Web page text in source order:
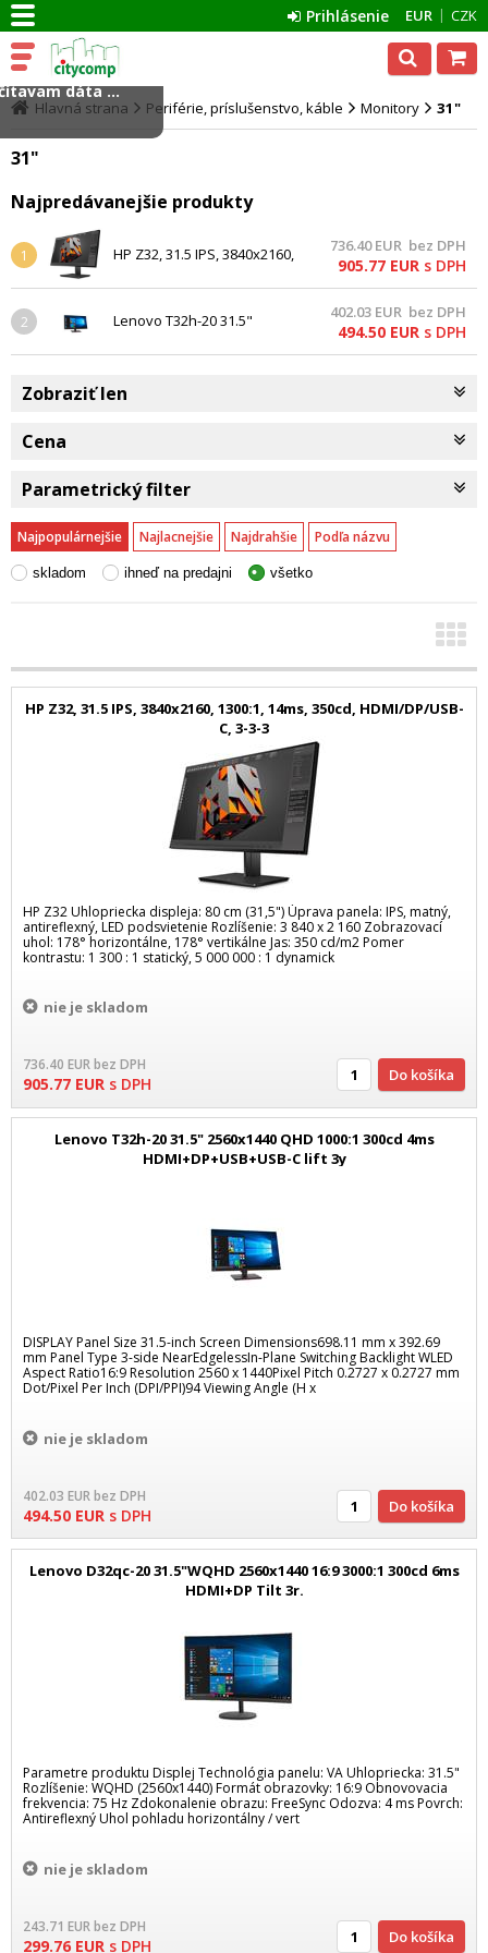
EUR CZK
Prihlásenie
Hlavná strana Periférie, príslušenstvo, káble Monitory 31"
31"
Najpredávanejšie produkty
1
HP Z32, 31.5 IPS, 3840x2160,
HDMI/DP/USB-C, 3-3-3
736.40EUR bez DPH
905.77 EUR s DPH
2
Lenovo T32h-20 31.5"
4ms HDMI+DP+USB+USB-C lift
402.03 EUR bez DPH
494.50 EUR s DPH
Zobraziť len
Cena
Parametrický filter
Najpopulárnejšie Najlacnejšie Najdrahšie Podľa názvu
skladom ihneď na predajni všetko
HP Z32, 31.5 IPS, 3840x2160, 1300:1, 14ms, 350cd, HDMI/DP/USB-
C, 3-3-3
HP Z32 Uhlopriecka displeja: 80 cm (31,5") Úprava panela: IPS, matný,
antireflexný, LED podsvietenie Rozlíšenie: 3 840 x 2 160 Zobrazovací
uhol: 178° horizontálne, 178° vertikálne Jas: 350 cd/m2 Pomer
kontrastu: 1 300 : 1 statický, 5 000 000 : 1 dynamick
nie je skladom
736.40 EURbez DPH
905.77 EUR s DPH Do košíka
Lenovo T32h-20 31.5" 2560x1440 QHD 1000:1 300cd 4ms
HDMI+DP+USB+USB-C lift 3y
DISPLAY Panel Size 31.5-inch Screen Dimensions698.11 mm x 392.69
mm Panel Type 3-side NearEdgelessIn-Plane Switching Backlight WLED
Aspect Ratio16:9 Resolution 2560 x 1440Pixel Pitch 0.2727 x 0.2727 mm
Dot/Pixel Per Inch (DPI/PPI)94 Viewing Angle (H x
nie je skladom
402.03 EURbez DPH
494.50 EUR s DPH Do košíka
Lenovo D32qc-20 31.5"WQHD 2560x1440 16:9 3000:1 300cd 6ms
HDMI+DP Tilt 3r.
Parametre produktu Displej Technológia panelu: VA Uhlopriecka: 31.5"
Rozlíšenie: WQHD (2560x1440) Formát obrazovky: 16:9 Obnovovacia
frekvencia: 75 Hz Zdokonalenie obrazu: FreeSync Odozva: 4 ms Povrch:
Antireflexný Uhol pohladu horizontálny / vert
nie je skladom
243.71 EURbez DPH
299.76 EUR s DPH Do košíka
dáta ...